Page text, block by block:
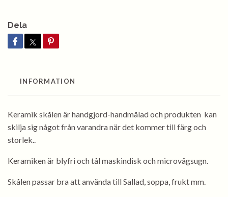
Dela
INFORMATION
Keramik skålen är handgjord-handmålad och produkten kan
skilja sig något från varandra när det kommer till färg och
storlek..
Keramiken är blyfri och tål maskindisk och microvågsugn.
Skålen passar bra att använda till Sallad, soppa, frukt mm.